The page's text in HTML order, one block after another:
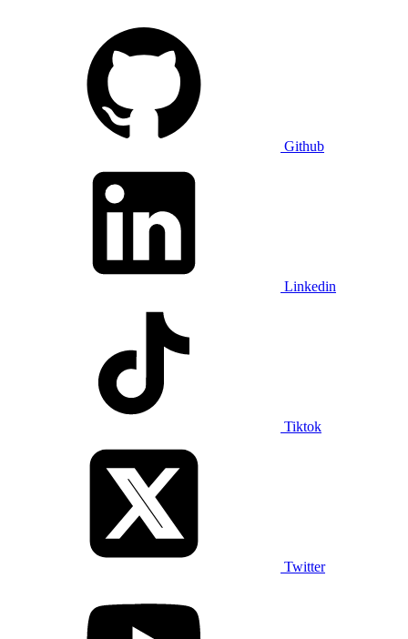
Github
Linkedin
Tiktok
Twitter